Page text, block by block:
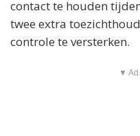
contact te houden
twee extra
controle te versterken.
▼ Ad